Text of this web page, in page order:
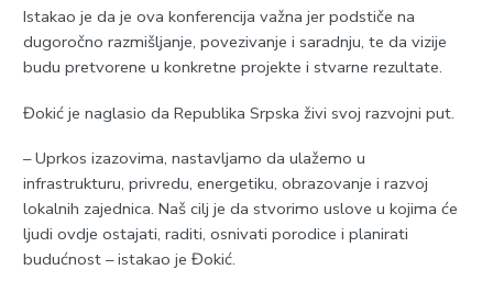
Istakao je da je ova konferencija važna jer podstiče na
dugoročno razmišljanje, povezivanje i saradnju, te da vizije
budu pretvorene u konkretne projekte i stvarne rezultate.
Đokić je naglasio da Republika Srpska živi svoj razvojni put.
– Uprkos izazovima, nastavljamo da ulažemo u
infrastrukturu, privredu, energetiku, obrazovanje i razvoj
lokalnih zajednica. Naš cilj je da stvorimo uslove u kojima će
ljudi ovdje ostajati, raditi, osnivati porodice i planirati
budućnost – istakao je Đokić.